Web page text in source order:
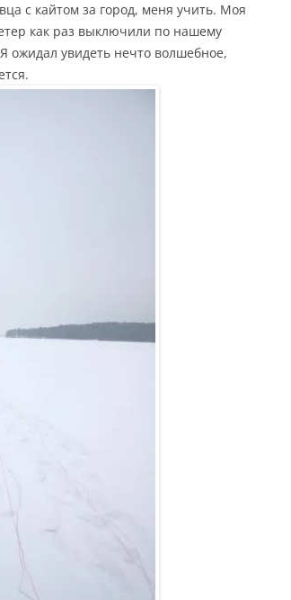
с кайтом за город, меня учить. Моя
как раз выключили по нашему
ожидал увидеть нечто волшебное,